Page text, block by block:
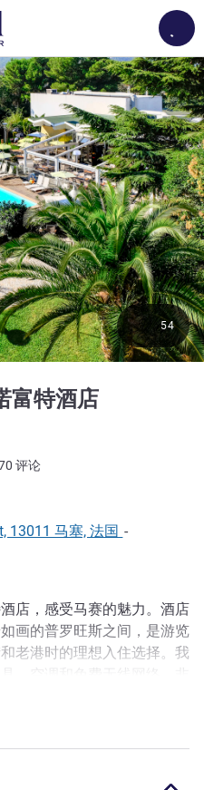
富特酒店
评论
54
13011 马塞, 法国 -
店，感受马赛的魅力。酒店
画的普罗旺斯之间，是游览
老港时的理想入住选择。我
松的体验，均配备功能齐全
电视。酒店还提供各种高端